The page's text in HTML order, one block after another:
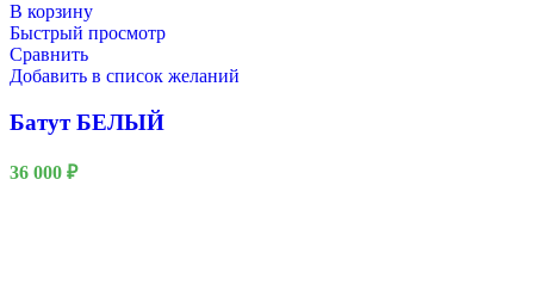
В корзину
Быстрый просмотр
Сравнить
Добавить в список желаний
Батут БЕЛЫЙ
36 000 ₽